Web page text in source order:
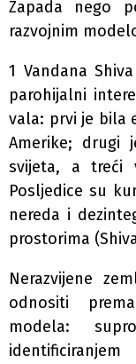
Zapada nego
razvojnim
1 Vandana
parohijalni
vala: prvi je bila
Amerike; drugi
svijeta, a treći
Posljedice su
nereda i
prostorima
Nerazvijene
odnositi
modela: